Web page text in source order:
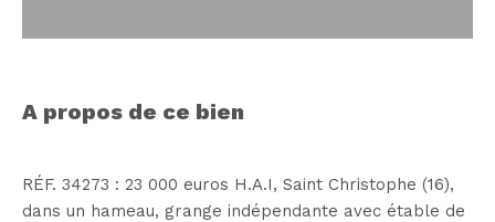
a propos de ce bien
RÉF. 34273 : 23 000 euros H.A.I, Saint Christophe (16),
dans un hameau, grange indépendante avec étable de